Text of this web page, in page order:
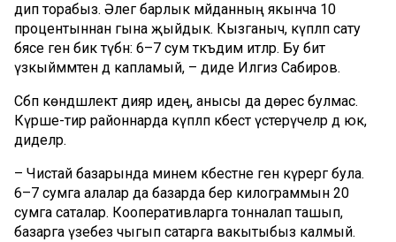
дип торабыз. Әлегә барлык мәйданның якынча 10
процентыннан гына җыйдык. Кызганыч, күпләп сату
бәясе генә бик түбән: 6–7 сум тәкъдим итәләр. Бу бит
үзкыйммәтен дә капламый, – диде Илгиз Сабиров.
Сәбәп көндәшлектә дияр идең, анысы да дөрес булмас.
Күрше-тирә районнарда күпләп кәбестә үстерүчеләр дә юк,
диделәр.
– Чистай базарында минем кәбестәне генә күрергә була.
6–7 сумга алалар да базарда бер килограммын 20
сумга саталар. Кооперативларга тонналап ташып,
базарга үзебез чыгып сатарга вакытыбыз калмый.